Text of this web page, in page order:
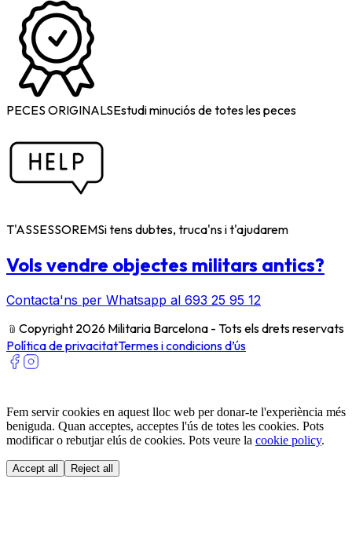
PECES ORIGINALSEstudi minuciós de totes les peces
T'ASSESSOREMSi tens dubtes, truca'ns i t'ajudarem
Vols vendre objectes militars antics?
Contacta'ns per Whatsapp al 693 25 95 12
﹫ Copyright 2026 Militaria Barcelona - Tots els drets reservats
Política de privacitatTermes i condicions d’ús
Fem servir cookies en aquest lloc web per donar-te l'experiència més
beniguda. Quan acceptes, acceptes l'ús de totes les cookies. Pots
modificar o rebutjar elús de cookies. Pots veure la cookie policy.
Accept all Reject all